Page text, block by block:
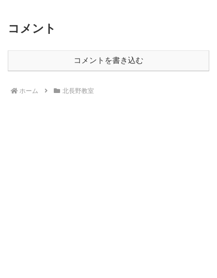
コメント
コメントを書き込む
ホーム 北長野教室